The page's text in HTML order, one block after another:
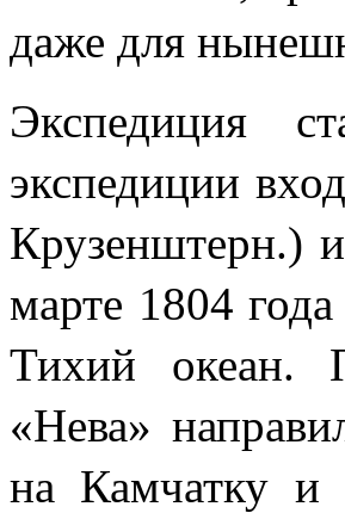
даже для
Экспедиция
экспедиции
Крузенштерн.)
марте 1804
Тихий океан.
«Нева»
на Камчатку и